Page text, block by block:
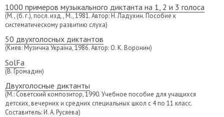
1000 примеров музыкального диктанта на 1, 2 и 3 голоса
(М., (б. г.), посл. изд., М., 1981. Автор: Н. Ладухин. Пособие к
систематическому развитию слуха)
50 двухголосных диктантов
(Киев: Музична Україна, 1986. Автор: О. К. Воронин)
SolFa
(В. Громадин)
Двухголосные диктанты
(М.: Советский композитор, 1990. Учебное пособие для учащихся
детских, вечерних и средних специальных школ с 4 по 11 класс.
Составитель: И. А. Русяева)